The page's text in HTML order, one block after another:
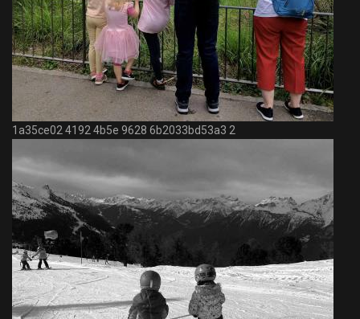
1a35ce02 4192 4b5e 9628 6b2033bd53a3 2